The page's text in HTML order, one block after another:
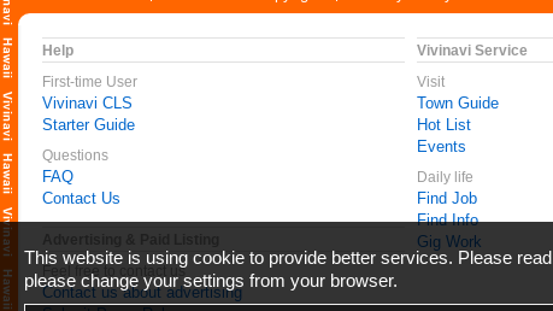
Help
First-time User
Vivinavi CLS
Starter Guide
Questions
FAQ
Contact Us
Feel free to contact us
Contact us about advertising
Vivinavi Service
Visit
Town Guide
Hot List
Events
Daily life
Find Job
Find Info
Gig Work
This website is using cookie to provide better services. Please read
please change your settings from your browser.